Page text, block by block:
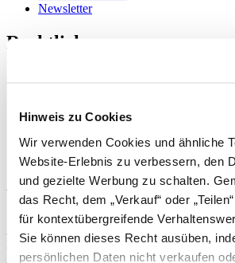
Hinweis zu Cookies
Wir verwenden Cookies und ähnliche
Website-Erlebnis zu verbessern, den
und gezielte Werbung zu schalten.
das Recht, dem „Verkauf“ oder
für kontextübergreifende
Sie können dieses Recht ausüben,
persönlichen Daten nicht verkaufen
Newsletter
Rechtliches
Impressum
Verkaufsbedingungen und Konditionen
Widerruf des Vertrags
Willkommen im CERTINA
Abonnieren Sie unseren Newsletter und
Information
Anmelden